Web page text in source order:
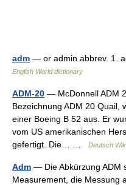
adm — or admin abbrev. 1.
English World dictionary
ADM-20 — McDonnell ADM
Bezeichnung ADM 20 Quail,
einer Boeing B 52 aus. Er
vom US amerikanischen
gefertigt. Die… …
Deutsch
Adm — Die Abkürzung ADM
Measurement, die Messung